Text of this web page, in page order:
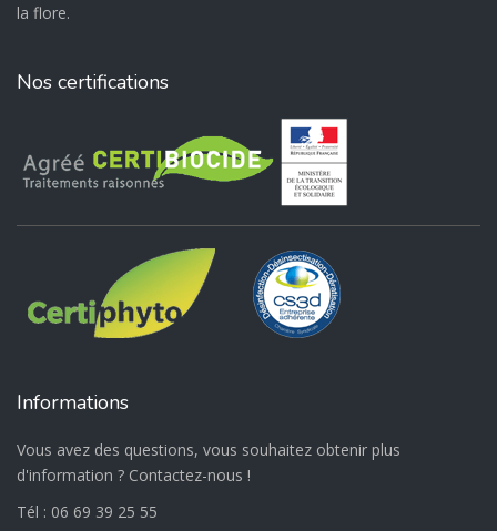
la flore.
Nos certifications
Informations
Vous avez des questions, vous souhaitez obtenir plus
d'information ? Contactez-nous !
Tél : 06 69 39 25 55